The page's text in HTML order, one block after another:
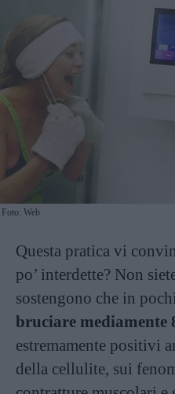
Foto: Web
Questa pratica vi
po’ interdette? Non
sostengono che in
bruciare mediamente
estremamente positivi
della cellulite, sui